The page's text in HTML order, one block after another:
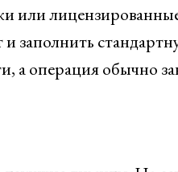
или
заполнить
а операция обычно